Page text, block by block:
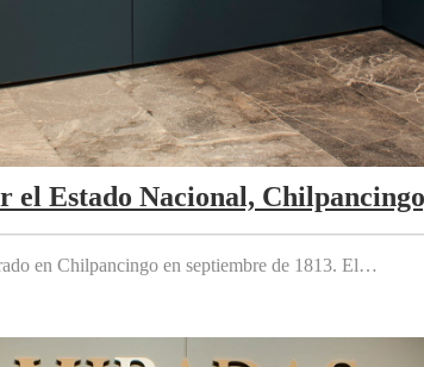
Estado Nacional,
en Chilpancingo en septiembre de 1813. El…